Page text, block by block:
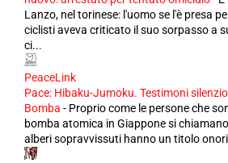
Lanzo, nel torinese: l'uomo se l'è presa
ciclisti aveva criticato il suo sorpasso a
ci...
PeaceLink
Pace: Hibaku-Jumoku. Testimoni
Bomba - Proprio come le persone che
bomba atomica in Giappone si
alberi sopravvissuti hanno un titolo